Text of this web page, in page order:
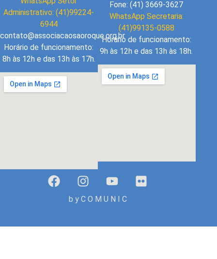
Administrativo: (41)99224-
6944
contato@associacaosaoroque.org.br
Horário de funcionamento:
8h às 12h e das 13h às 17h.
Fone: (41) 3669-3627
WhatsApp Secretaria:
(41)99135-0588
Horário de funcionamento:
9h às 12h e das 13h às 18h.
b y C O M U N I C